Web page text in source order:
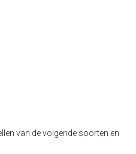
van de volgende soorten en